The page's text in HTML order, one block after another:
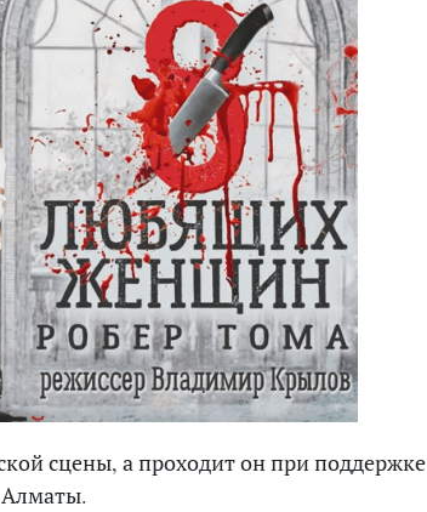
сцены, а проходит он при поддержке
Алматы.